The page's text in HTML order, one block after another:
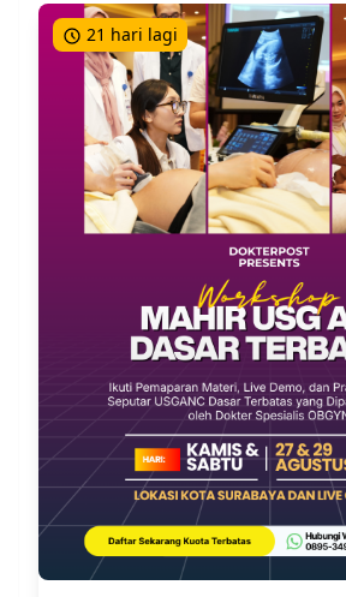
medis sebelumnya, misal
berpergian ke daerah endemis
penyakit-penyakit kronik yang
komplikasi perforasi, seperti
disease.
Pada pemeriksaan fisik perlu
umum pasien dan tanda-tanda
dijumpai keadaan syok atau
inspeksi, apakah ada tanda-
ekhimose, laserasi. Palpasi
seluruh abdomen, apakah teraba
nyeri tekanan umum atau lokasi-
Adanya demam, takikardia, dan
menyeluruh perlu di curigai
Nyeri pada perkusi mungkin
peradangan peritoneum, dan
hilang pada peritonitis umum.
Rectal dan vaginal toucher, serta
21 hari lagi